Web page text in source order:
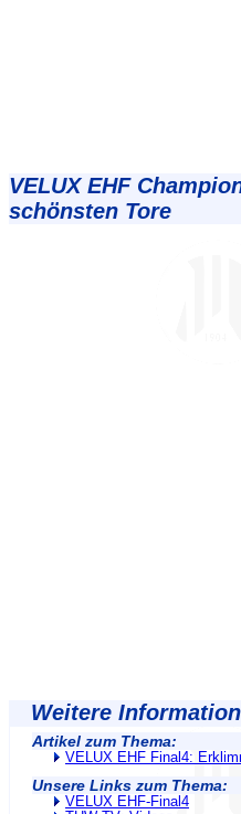
VELUX EHF
schönsten Tore
Weitere
Artikel zum Thema:
VELUX EHF Final4:
Unsere Links zum Thema:
VELUX EHF-Final4